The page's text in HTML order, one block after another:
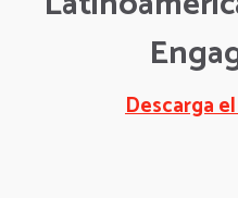
Descarga